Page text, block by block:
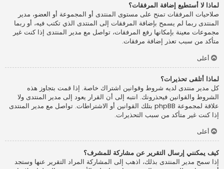
لماذا لا أستطيع إضافة المرفقات؟
صلاحيات المرفقات تمنح على مستوى المنتدى أو المجموعة أو العضو، مدير
المنتدى ربما لم يسمح بإضافة المرفقات إلى المنتدى الذي تكتب فيه، أو ربما
مجموعات معينة بإمكانها رفع المرفقات، تواصل مع مدير المنتدى إذا كنت غير
متأكد من سبب تعذر إضافة مرفقات.
أعلى
لماذا أتلقى تحذيرات؟
كل مدير منتدى لديه شروط وقوانين اشتراك خاصة. إذا قمت بتجاوز هذه
الشروط والقوانين فيحذرونك. انتبه إلى أن القرار يعود إلى مدير المنتدى ولا
علاقة لمجموعة phpBB بتلك القوانين أو الاشتراطات. تواصل مع مدير المنتدى
إذا كنت غير متأكد من سبب التحذيرات.
أعلى
كيف يمكنني إرسال التقرير عن مشاركة للمشرف؟
إذا سمح مدير المنتدى بذلك، اذهب إلى المشاركة المراد التقرير عنها وستجد